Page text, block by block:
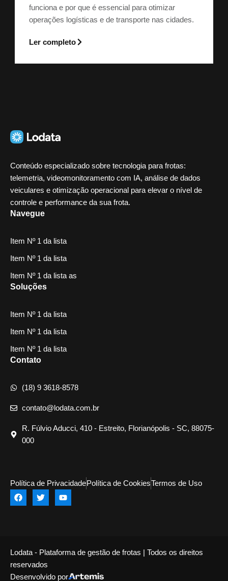
funciona e por que é essencial para otimizar
operações logísticas e de transporte nas cidades.
Ler completo
Conteúdo especializado sobre tecnologia para frotas:
telemetria, videomonitoramento com IA, análise de dados
veiculares e otimização operacional para elevar o nível de
controle e performance da sua frota.
Navegue
Item Nº 1 da lista
Item Nº 1 da lista
Item Nº 1 da lista as
Soluções
Item Nº 1 da lista
Item Nº 1 da lista
Item Nº 1 da lista
Contato
(18) 9 3618-8578
contato@lodata.com.br
R. Fúlvio Aducci, 410 - Estreito, Florianópolis - SC, 88075-
000
Política de PrivacidadePolítica de CookiesTermos de Uso
Lodata - Plataforma de gestão de frotas | Todos os direitos
reservados
Desenvolvido por